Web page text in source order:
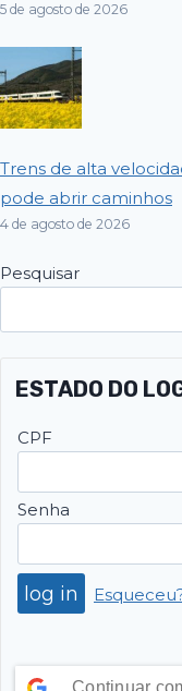
5 de agosto de 2026
Trens de alta
pode abrir caminhos
4 de agosto de 2026
Pesquisar
ESTADO DO
CPF
Senha
Continuar